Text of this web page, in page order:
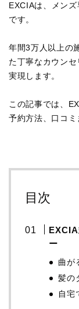
EXCIAは、メン
です。
年間3万人以上の
た丁寧なカウン
実現します。
この記事では、
予約方法、口コミ
目次
ー
曲が
髪の
自宅